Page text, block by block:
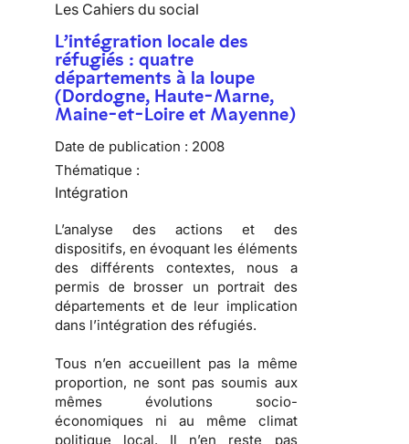
Les Cahiers du social
L’intégration locale des
réfugiés : quatre
départements à la loupe
(Dordogne, Haute-Marne,
Maine-et-Loire et Mayenne)
Date de publication : 2008
Thématique :
Intégration
L’analyse des actions et des
dispositifs, en évoquant les éléments
des différents contextes, nous a
permis de brosser un portrait des
départementset de leur implication
dans l’intégration des réfugiés.
Tous n’en accueillent pas la même
proportion, ne sont pas soumis aux
mêmes évolutions socio-
économiques ni au même climat
politique local. Il n’en reste pas